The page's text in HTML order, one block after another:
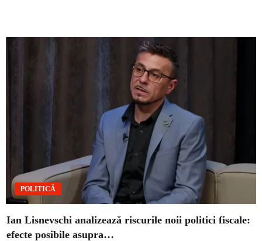
POLITICĂ
Ian Lisnevschi analizează riscurile noii politici fiscale:
efecte posibile asupra…